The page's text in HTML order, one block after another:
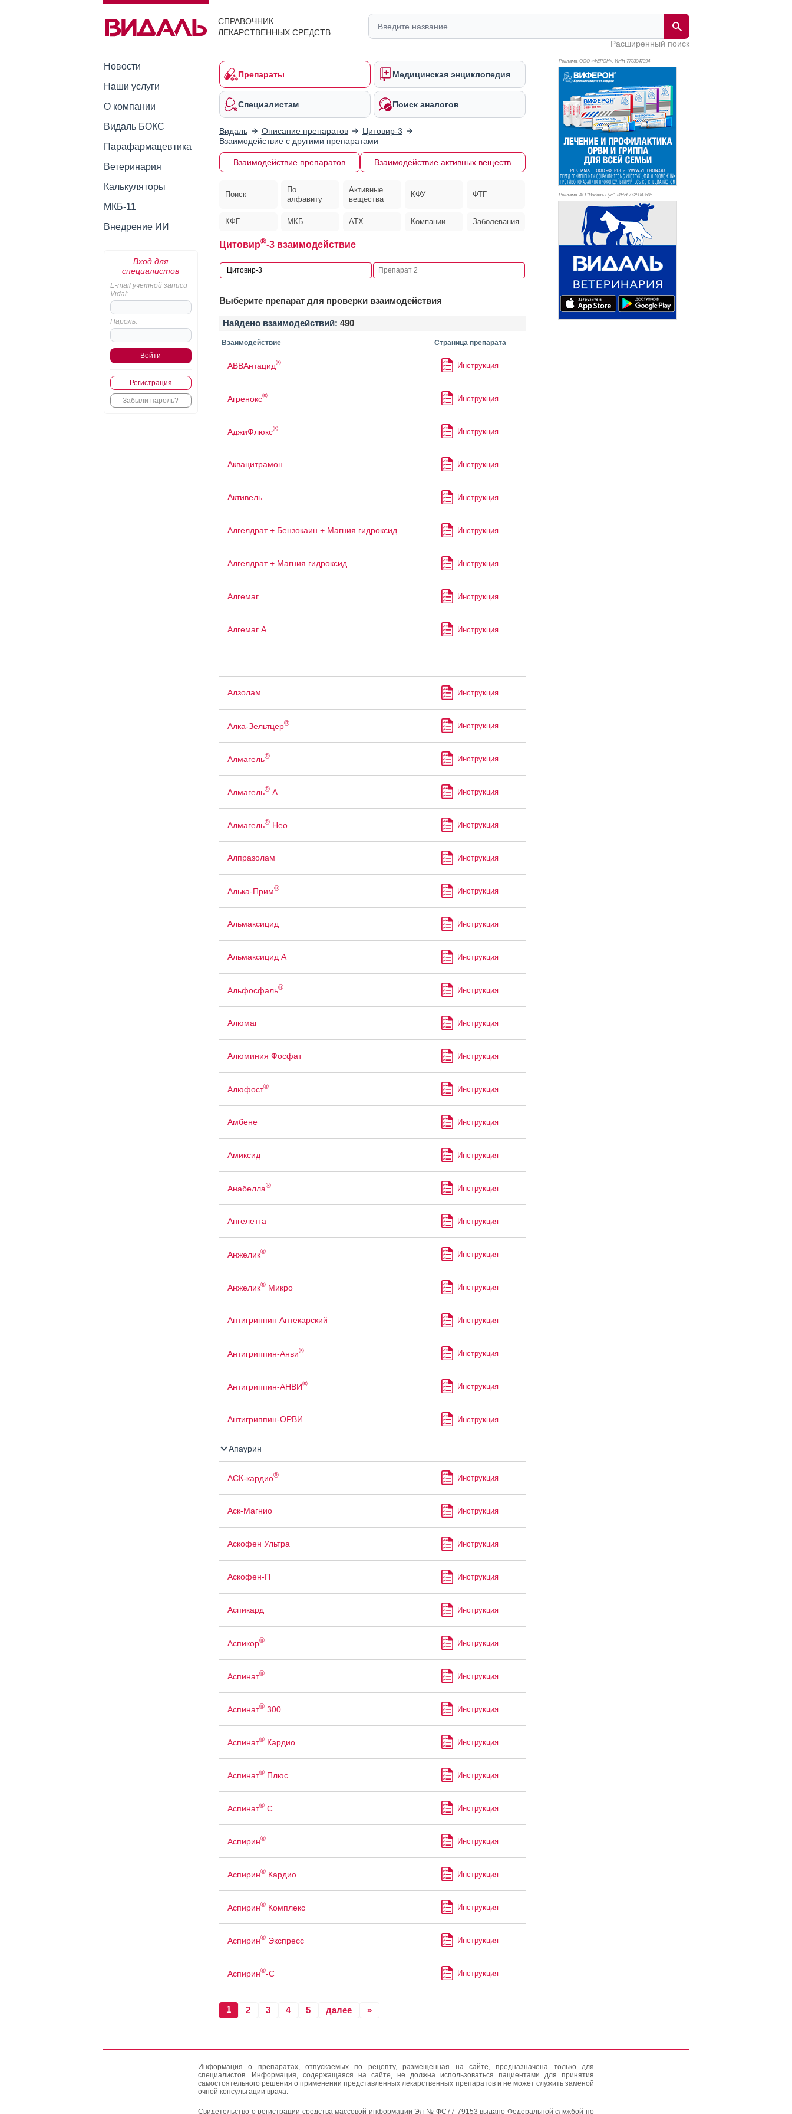
СПРАВОЧНИК
ЛЕКАРСТВЕННЫХ СРЕДСТВ
Расширенный поиск
Новости
Наши услуги
О компании
Видаль БОКС
Парафармацевтика
Ветеринария
Калькуляторы
МКБ-11
Внедрение ИИ
Вход для
специалистов
E-mail учетной записи
Vidal:
Пароль:
Регистрация
Забыли пароль?
Препараты Медицинская энциклопедия
Специалистам Поиск аналогов
Видаль Описание препаратов
Цитовир-3
Взаимодействие с другими препаратами
Взаимодействие препаратов Взаимодействие активных веществ
Поиск
По
алфавиту
Активные
вещества
КФУ ФТГ
КФГ МКБ АТХ Компании Заболевания
Цитовир®-3 взаимодействие
Выберите препарат для проверки взаимодействия
Найдено взаимодействий: 490
Взаимодействие Страница препарата
АВВАнтацид® Инструкция
Агренокс® Инструкция
АджиФлюкс® Инструкция
Аквацитрамон Инструкция
Активель Инструкция
Алгелдрат + Бензокаин + Магния гидроксид Инструкция
Алгелдрат + Магния гидроксид Инструкция
Алгемаг Инструкция
Алгемаг А Инструкция
Алзолам Инструкция
Алка-Зельтцер® Инструкция
Алмагель® Инструкция
Алмагель®А Инструкция
Алмагель®Нео Инструкция
Алпразолам Инструкция
Алька-Прим® Инструкция
Альмаксицид Инструкция
Альмаксицид А Инструкция
Альфосфаль® Инструкция
Алюмаг Инструкция
Алюминия Фосфат Инструкция
Алюфост® Инструкция
Амбене Инструкция
Амиксид Инструкция
Анабелла® Инструкция
Ангелетта Инструкция
Анжелик® Инструкция
Анжелик®Микро Инструкция
Антигриппин Аптекарский Инструкция
Антигриппин-Анви® Инструкция
Антигриппин-АНВИ® Инструкция
Антигриппин-ОРВИ Инструкция
Апаурин
АСК-кардио® Инструкция
Аск-Магнио Инструкция
Аскофен Ультра Инструкция
Аскофен-П Инструкция
Аспикард Инструкция
Аспикор® Инструкция
Аспинат® Инструкция
Аспинат®300 Инструкция
Аспинат®Кардио Инструкция
Аспинат®Плюс Инструкция
Аспинат®С Инструкция
Аспирин® Инструкция
Аспирин®Кардио Инструкция
Аспирин®Комплекс Инструкция
Аспирин®Экспресс Инструкция
Аспирин®-С Инструкция
1 2 3 4 5 далее »
Реклама. ООО «ФЕРОН», ИНН 7733047394
Реклама. АО "Видаль Рус", ИНН 7728043605
Информация о препаратах, отпускаемых по рецепту, размещенная на сайте, предназначена только для
специалистов. Информация, содержащаяся на сайте, не должна использоваться пациентами для принятия
самостоятельного решения о применении представленных лекарственных препаратов и не может служить заменой
очной консультации врача.
Свидетельство о регистрации средства массовой информации Эл № ФС77-79153 выдано Федеральной службой по